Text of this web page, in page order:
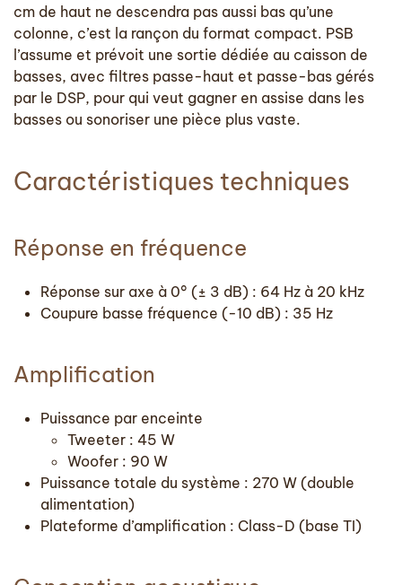
cm de haut ne descendra pas aussi bas qu’une
colonne, c’est la rançon du format compact. PSB
l’assume et prévoit une sortie dédiée au caisson de
basses, avec filtres passe-haut et passe-bas gérés
par le DSP, pour qui veut gagner en assise dans les
basses ou sonoriser une pièce plus vaste.
Caractéristiques techniques
Réponse en fréquence
Réponse sur axe à 0° (± 3 dB) : 64 Hz à 20 kHz
Coupure basse fréquence (-10 dB) : 35 Hz
Amplification
Puissance par enceinte
Tweeter : 45 W
Woofer : 90 W
Puissance totale du système : 270 W (double
alimentation)
Plateforme d’amplification : Class-D (base TI)